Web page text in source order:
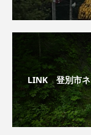
LINK 登別市ネ